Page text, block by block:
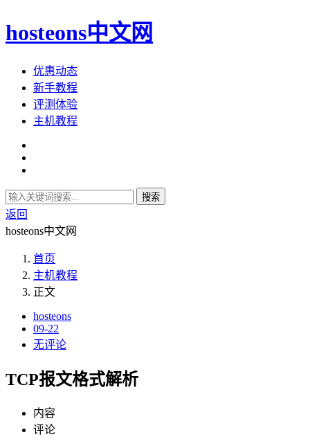
hosteons中文网
优惠动态
新手教程
评测体验
主机教程
搜索
返回
hosteons中文网
首页
主机教程
正文
hosteons
09-22
无评论
TCP报文格式解析
内容
评论